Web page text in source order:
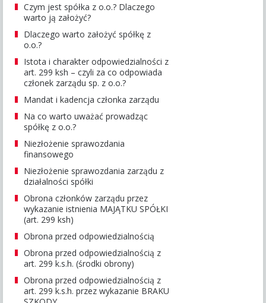
Czym jest spółka z o.o.? Dlaczego
warto ją założyć?
Dlaczego warto założyć spółkę z
o.o.?
Istota i charakter odpowiedzialności z
art. 299 ksh – czyli za co odpowiada
członek zarządu sp. z o.o.?
Mandat i kadencja członka zarządu
Na co warto uważać prowadząc
spółkę z o.o.?
Niezłożenie sprawozdania
finansowego
Niezłożenie sprawozdania zarządu z
działalności spółki
Obrona członków zarządu przez
wykazanie istnienia MAJĄTKU SPÓŁKI
(art. 299 ksh)
Obrona przed odpowiedzialnością
Obrona przed odpowiedzialnością z
art. 299 k.s.h. (środki obrony)
Obrona przed odpowiedzialnością z
art. 299 k.s.h. przez wykazanie BRAKU